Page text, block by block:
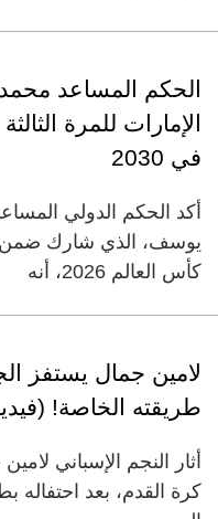
الحكم المساعد
الإمارات للمرة
في 2030
أكد الحكم الدولي
يوسف، الذي شارك ضمن
كأس العالم 2026، أنه
لامين جمال يستفز
طريقته الخاصة!
أثار النجم الإسباني
كرة القدم، بعد احتفاله